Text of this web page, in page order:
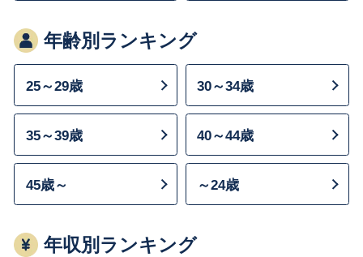
年齢別ランキング
25～29歳 30～34歳
35～39歳 40～44歳
45歳～ ～24歳
年収別ランキング